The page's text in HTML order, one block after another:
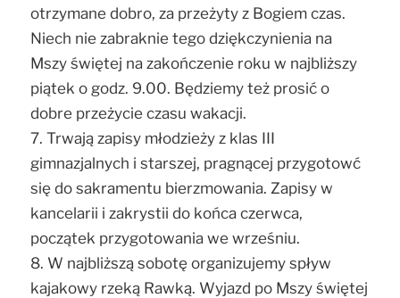
otrzymane dobro, za przeżyty z Bogiem czas.
Niech nie zabraknie tego dziękczynienia na
Mszy świętej na zakończenie roku w najbliższy
piątek o godz. 9.00. Będziemy też prosić o
dobre przeżycie czasu wakacji.
7. Trwają zapisy młodzieży z klas III
gimnazjalnych i starszej, pragnącej przygotowć
się do sakramentu bierzmowania. Zapisy w
kancelarii i zakrystii do końca czerwca,
początek przygotowania we wrześniu.
8. W najbliższą sobotę organizujemy spływ
kajakowy rzeką Rawką. Wyjazd po Mszy świętej